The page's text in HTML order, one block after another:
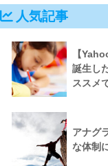
人気記事
【
誕生し
ススメ
アナグ
な体制